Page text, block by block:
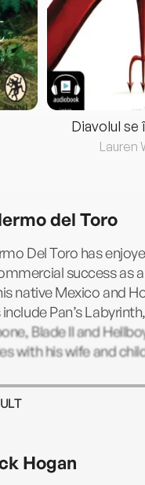
Diavolul se
Lauren
del Toro
Del Toro has
success as
native Mexico and
Pan’s
Blade II and
with his wife and
Hogan